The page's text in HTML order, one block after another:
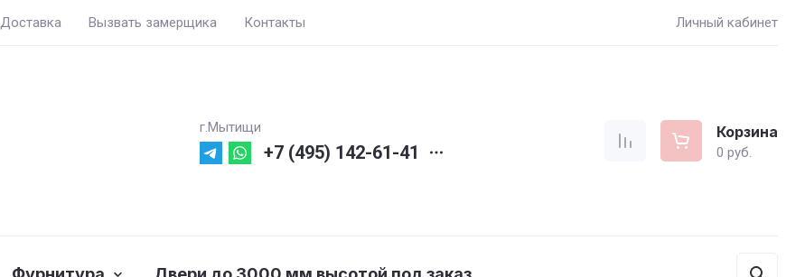
Доставка Вызвать замерщика Контакты Личный кабинет
г.Мытищи
+7 (495) 142-61-41
Корзина
0 руб.